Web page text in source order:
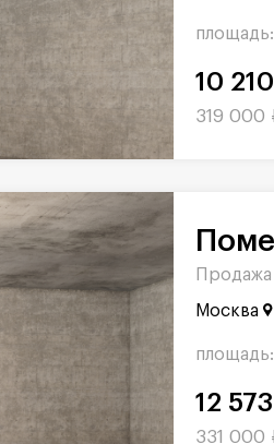
площадь:
10
319 000
Продажа
Москва
площадь:
12
331 000